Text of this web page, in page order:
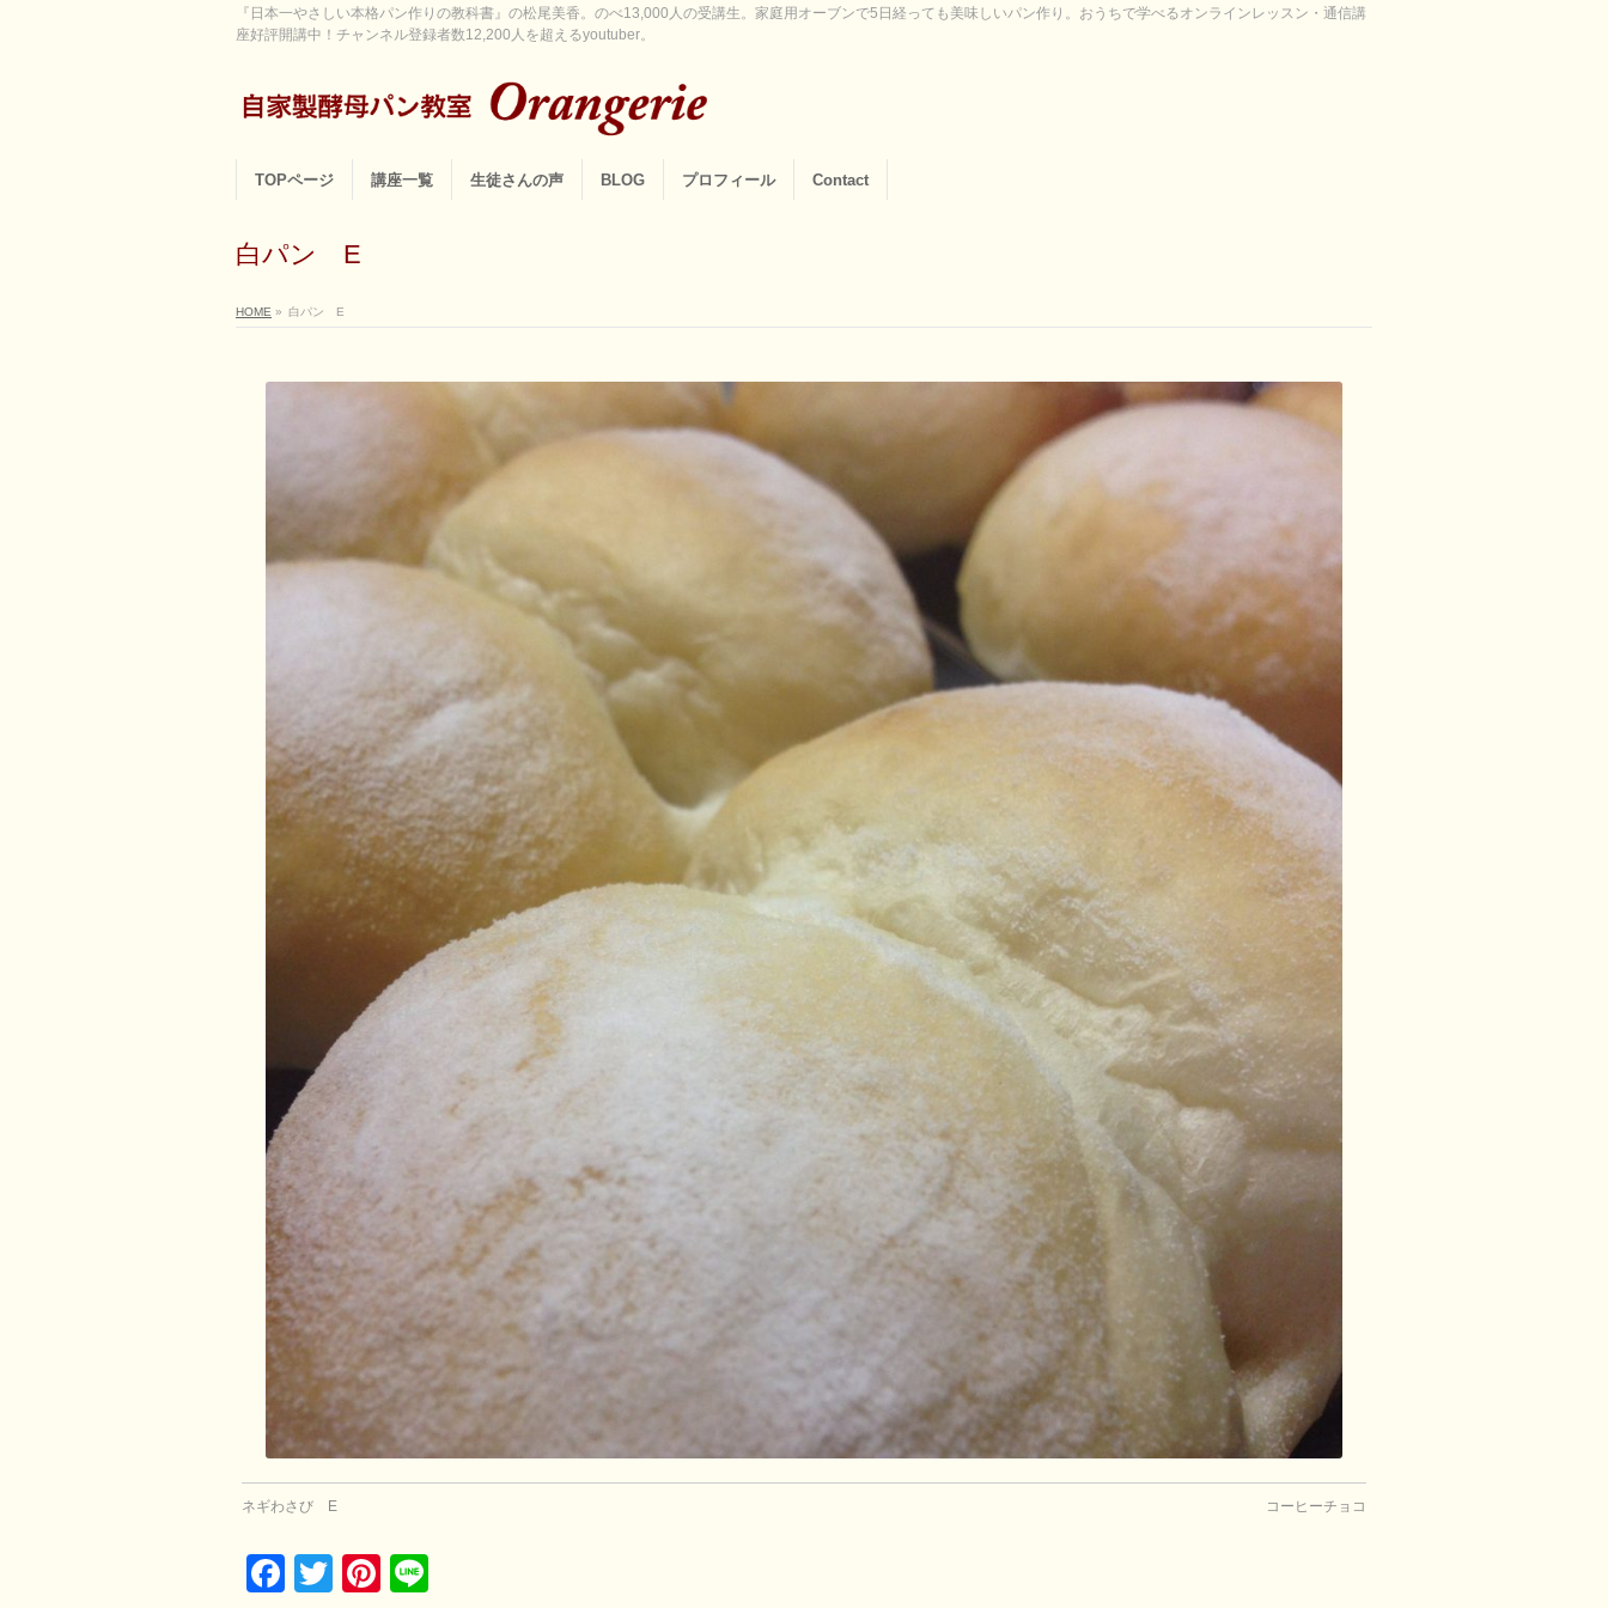
『日本一やさしい本格パン作りの教科書』の松尾美香。のべ13,000人の受講生。家庭用オーブンで5日経っても美味しいパン作り。おうちで学べるオンラインレッスン・通信講
座好評開講中！チャンネル登録者数12,200人を超えるyoutuber。
TOPページ 講座一覧 生徒さんの声 BLOG プロフィール Contact
白パン E
HOME » 白パン E
ネギわさび E コーヒーチョコ
Facebook
TwitterPinterest